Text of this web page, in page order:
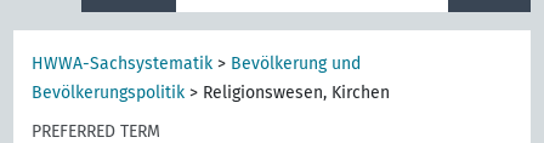
HWWA-Sachsystematik > Bevölkerung und
Bevölkerungspolitik > Religionswesen, Kirchen
PREFERRED TERM